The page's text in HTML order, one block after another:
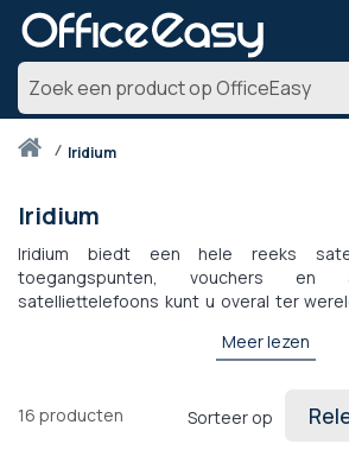
Thuisiridium
Iridium
Iridium biedt een hele reeks
toegangspunten, vouchers en
satelliettelefoons kunt u overal ter
worden gedekt door conventionele
ook het Iridium Go Wifi-toegangspunt
Meer lezen
16 producten Sorteer op